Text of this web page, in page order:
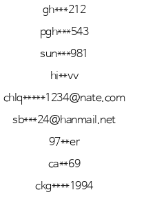
gh***212
pgh***543
sun***981
hi**vv
chlq*****1234@nate.com
sb***24@hanmail.net
97**er
ca**69
ckg****1994